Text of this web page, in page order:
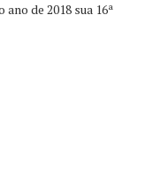
de 2018 sua 16ª